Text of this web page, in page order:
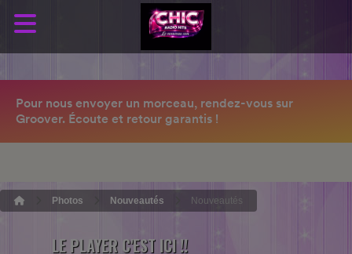
Photos Nouveautés Nouveautés
LE PLAYER C'EST ICI !!